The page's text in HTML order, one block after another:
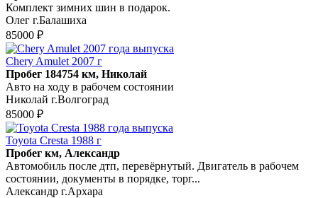
Комплект зимних шин в подарок.
Олег г.Балашиха
85000 ₽
Chery Amulet 2007 г
Пробег 184754 км, Николай
Авто на ходу в рабочем состоянии
Николай г.Волгоград
85000 ₽
Toyota Cresta 1988 г
Пробег км, Александр
Автомобиль после дтп, перевёрнутый. Двигатель в рабочем
состоянии, документы в порядке, торг...
Александр г.Архара